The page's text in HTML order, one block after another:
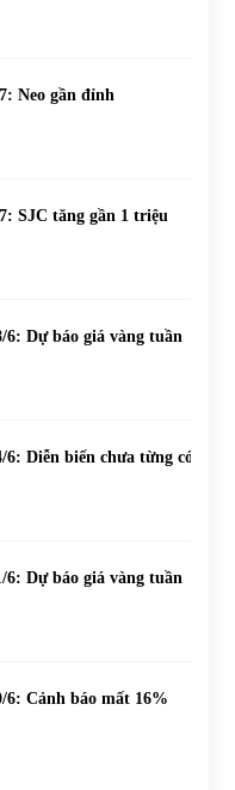
Neo gần đỉnh
SJC tăng gần 1 triệu
6: Dự báo giá vàng tuần
6: Diễn biến chưa từng có
6: Dự báo giá vàng tuần
6: Cảnh báo mất 16%